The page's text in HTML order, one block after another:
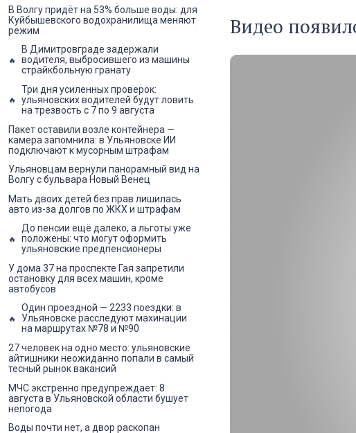
Видео
В Волгу придёт на 53% больше воды: для
Куйбышевского водохранилища меняют
режим
В Димитровграде задержали
водителя, выбросившего из машины
страйкбольную гранату
Три дня усиленных проверок:
ульяновских водителей будут ловить
на трезвость с 7 по 9 августа
Пакет оставили возле контейнера —
камера запомнила: в Ульяновске ИИ
подключают к мусорным штрафам
Ульяновцам вернули панорамный вид на
Волгу с бульвара Новый Венец
Мать двоих детей без прав лишилась
авто из-за долгов по ЖКХ и штрафам
До пенсии ещё далеко, а льготы уже
положены: что могут оформить
ульяновские предпенсионеры
У дома 37 на проспекте Гая запретили
остановку для всех машин, кроме
автобусов
Один проездной — 2233 поездки: в
Ульяновске расследуют махинации
на маршрутах №78 и №90
27 человек на одно место: ульяновские
айтишники неожиданно попали в самый
тесный рынок вакансий
МЧС экстренно предупреждает: 8
августа в Ульяновской области бушует
непогода
Воды почти нет, а двор раскопан